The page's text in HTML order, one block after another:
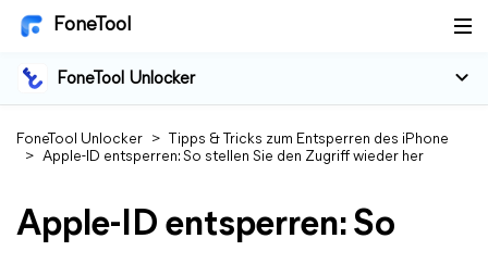
FoneTool
FoneTool Unlocker
FoneTool Unlocker >
Tipps & Tricks zum Entsperren des iPhone
> Apple-ID entsperren: So stellen Sie den Zugriff wieder her
Apple-ID entsperren: So